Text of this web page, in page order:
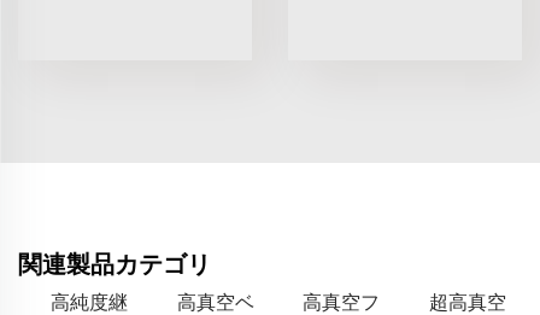
関連製品カテゴリ
高純度継
高真空ベ
高真空フ
超高真空